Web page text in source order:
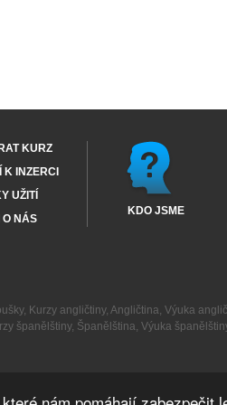
KURZ
K INZERCI
UŽITÍ
O NÁS
KDO JSME
, Kurzy angličtiny, Angličtina, Výuka
španělštiny, Španělština, Výuka